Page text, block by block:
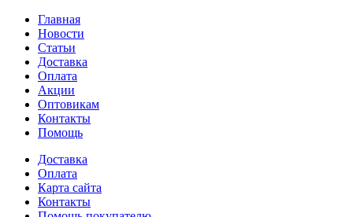
Главная
Новости
Статьи
Доставка
Оплата
Акции
Оптовикам
Контакты
Помощь
Доставка
Оплата
Карта сайта
Контакты